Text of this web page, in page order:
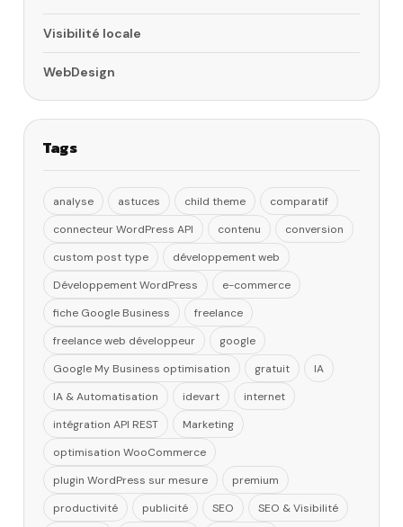
Visibilité locale
WebDesign
Tags
analyse astuces child theme
comparatif
connecteur WordPress API
contenu
conversion
custom post type
développement web
Développement WordPress
e-commerce
fiche Google Business
freelance
freelance web développeur
google
Google My Business optimisation
gratuit
IA
IA & Automatisation
idevart
internet
intégration API REST
Marketing
optimisation WooCommerce
plugin WordPress sur mesure
premium
productivité
publicité SEO
SEO & Visibilité